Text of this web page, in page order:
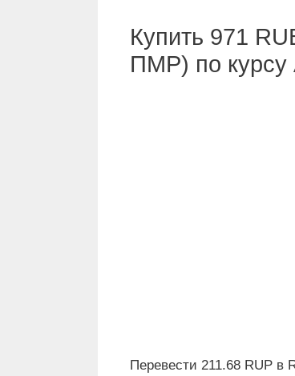
Купить 971
ПМР) по курсу
Перевести 211.68 RUP в